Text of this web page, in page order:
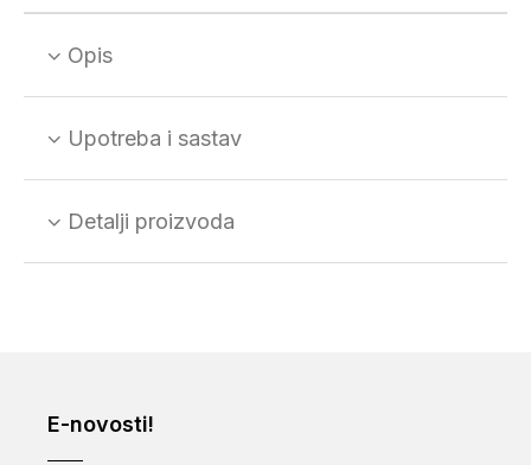
Opis
Upotreba i sastav
Detalji proizvoda
E-novosti!